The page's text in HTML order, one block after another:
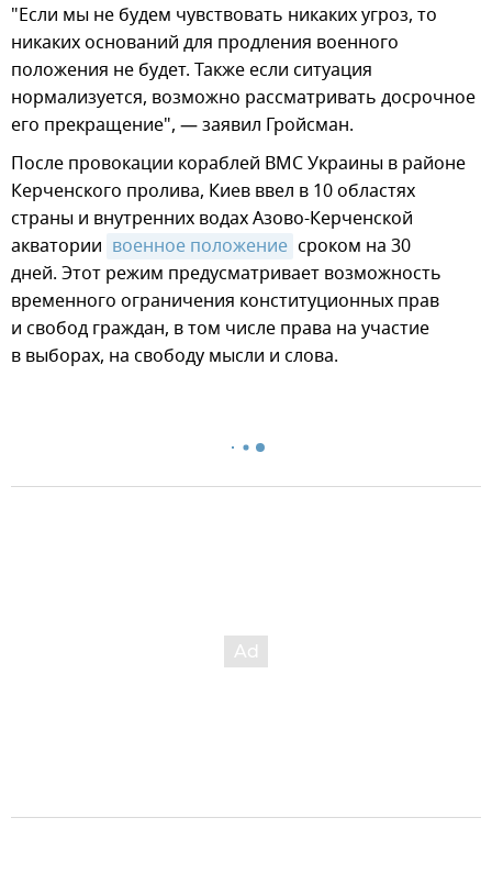
"Если мы не будем чувствовать никаких угроз, то
никаких оснований для продления военного
положения не будет. Также если ситуация
нормализуется, возможно рассматривать досрочное
его прекращение", — заявил Гройсман.
После провокации кораблей ВМС Украины в районе
Керченского пролива, Киев ввел в 10 областях
страны и внутренних водах Азово-Керченской
акватории военное положение сроком на 30
дней. Этот режим предусматривает возможность
временного ограничения конституционных прав
и свобод граждан, в том числе права на участие
в выборах, на свободу мысли и слова.